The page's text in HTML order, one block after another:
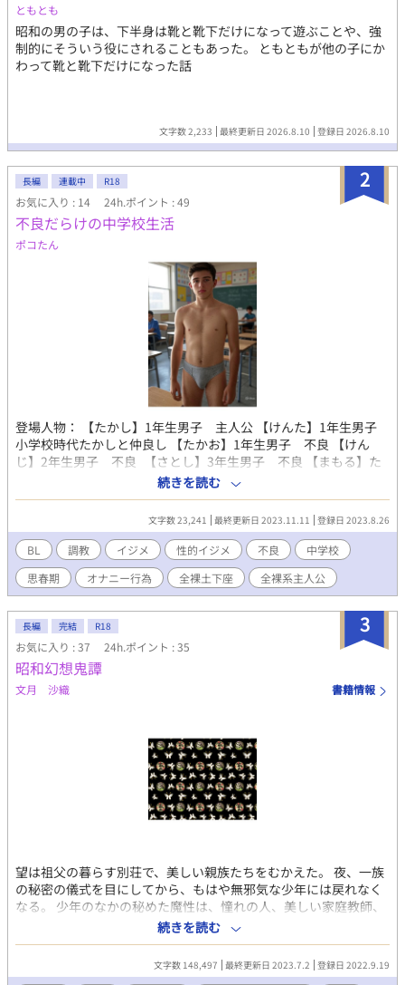
ともとも
昭和の男の子は、下半身は靴と靴下だけになって遊ぶことや、強
制的にそういう役にされることもあった。 ともともが他の子にか
わって靴と靴下だけになった話
文字数 2,233 最終更新日 2026.8.10 登録日 2026.8.10
2
長編 連載中 R18
お気に入り : 14 24h.ポイント : 49
不良だらけの中学校生活
ポコたん
登場人物： 【たかし】1年生男子 主人公 【けんた】1年生男子
小学校時代たかしと仲良し 【たかお】1年生男子 不良 【けん
じ】2年生男子 不良 【さとし】3年生男子 不良 【まもる】た
かしの後輩（２つ下） 【その他脇役】クラス全員 が登場しま
す。 時代は昭和、不良がいる荒れた学校の物語
続きを読む
文字数 23,241 最終更新日 2023.11.11 登録日 2023.8.26
BL 調教 イジメ 性的イジメ 不良
中学校
思春期
オナニー行為 全裸土下座 全裸系主人公
3
長編 完結 R18
お気に入り : 37 24h.ポイント : 35
昭和幻想鬼譚
文月 沙織 書籍情報
望は祖父の暮らす別荘で、美しい親族たちをむかえた。 夜、一族
の秘密の儀式を目にしてから、もはや無邪気な少年には戻れなく
なる。 少年のなかの秘めた魔性は、憧れの人、美しい家庭教師、
無垢な友人へと伸びていく。 少年に凌辱される美青年たち。 混乱
の時代、望の黒い青春がはじまる。 作中、現代では不適切な言葉
がありますので、ご注意ください。抵抗のある方はご遠慮くださ
い。
続きを読む
文字数 148,497 最終更新日 2023.7.2 登録日 2022.9.19